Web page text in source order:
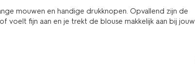
mouwen en handige drukknopen. Opvallend zijn de
voelt fijn aan en je trekt de blouse makkelijk aan bij jouw